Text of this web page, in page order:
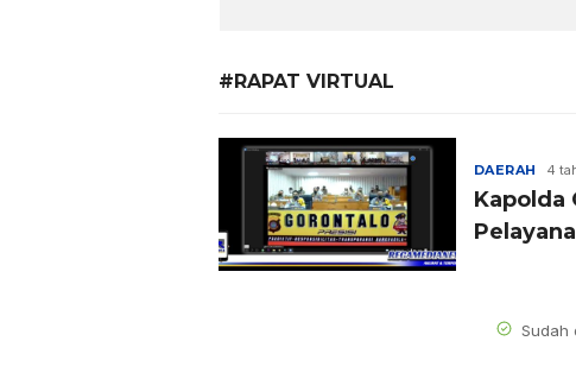
#RAPAT VIRTUAL
DAERAH 4
Kapolda
Sudah